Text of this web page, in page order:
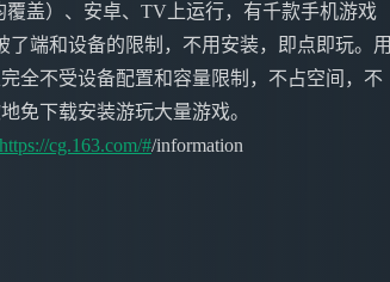
覆盖）、安卓、TV上运行，有千款手机游戏
端和设备的限制，不用安装，即点即玩。用
全不受设备配置和容量限制，不占空间，不
免下载安装游玩大量游戏。
cg.163.com/#/information